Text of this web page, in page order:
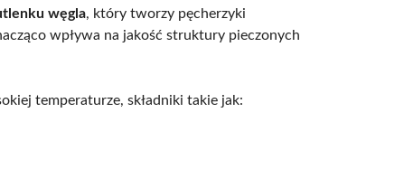
węgla, który tworzy pęcherzyki
wpływa na jakość struktury pieczonych
temperaturze, składniki takie jak: